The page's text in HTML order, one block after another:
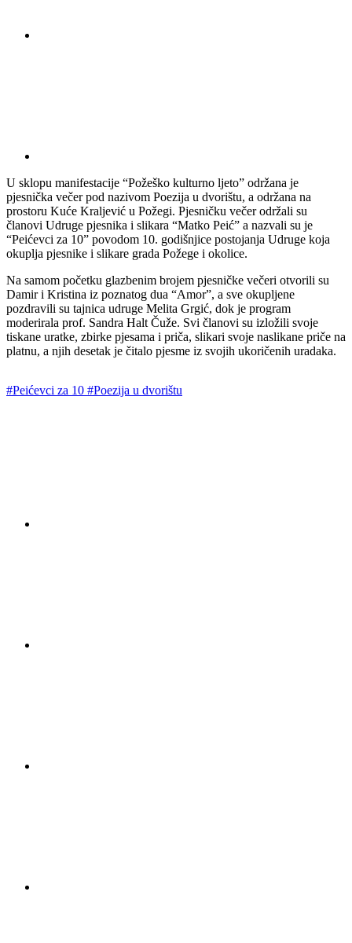
U sklopu manifestacije “Požeško kulturno ljeto” održana je
pjesnička večer pod nazivom Poezija u dvorištu, a održana na
prostoru Kuće Kraljević u Požegi. Pjesničku večer održali su
članovi Udruge pjesnika i slikara “Matko Peić” a nazvali su je
“Peićevci za 10” povodom 10. godišnjice postojanja Udruge koja
okuplja pjesnike i slikare grada Požege i okolice.
Na samom početku glazbenim brojem pjesničke večeri otvorili su
Damir i Kristina iz poznatog dua “Amor”, a sve okupljene
pozdravili su tajnica udruge Melita Grgić, dok je program
moderirala prof. Sandra Halt Čuže. Svi članovi su izložili svoje
tiskane uratke, zbirke pjesama i priča, slikari svoje naslikane priče na
platnu, a njih desetak je čitalo pjesme iz svojih ukoričenih uradaka.
#Peićevci za 10 #Poezija u dvorištu